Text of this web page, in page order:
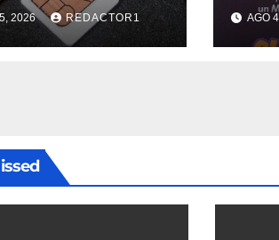
2026 REDACTOR1 AGO